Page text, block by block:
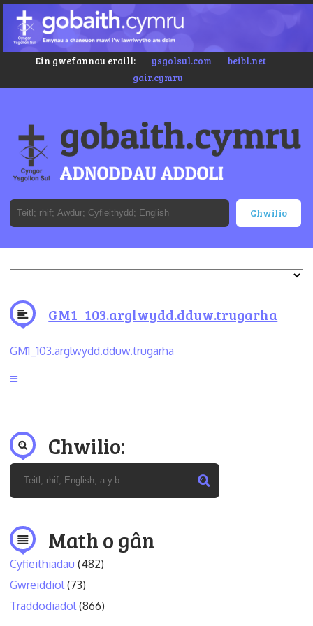
Ein gwefannau eraill: ysgolsul.com
beibl.net
gair.cymru
GM1_103.arglwydd.dduw.trugarha
GM1_103.arglwydd.dduw.trugarha
Chwilio:
Math o gân
Cyfieithiadau (482)
Gwreiddiol (73)
Traddodiadol (866)